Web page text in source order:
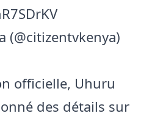
(@citizentvkenya)
officielle, Uhuru
des détails sur